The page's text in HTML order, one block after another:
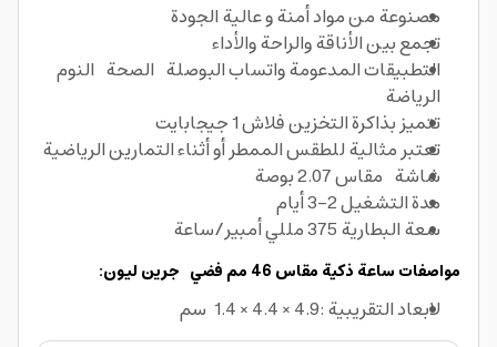
مصنوعة من مواد أمنة و عالية الجودة
تجمع بين الأناقة والراحة والأداء
التطبيقات المدعومة واتساب البوصلة الصحة النوم
الرياضة
تتميز بذاكرة التخزين فلاش 1 جيجابايت
تعتبر مثالية للطقس الممطر أو أثناء التمارين الرياضية
شاشة مقاس 2.07 بوصة
مدة التشغيل 2-3 أيام
سعة البطارية 375 مللي أمبير/ساعة
مواصفات ساعة ذكية مقاس 46 مم فضي جرين ليون:
لابعاد التقريبية :4.9 × 4.4 × 1.4 سم